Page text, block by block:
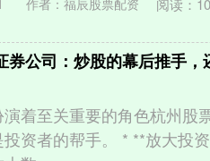
作者：福辰股票配资
券公司：炒股的幕后推手，
着至关重要的角色杭州股
资者的帮手。 * **放大投